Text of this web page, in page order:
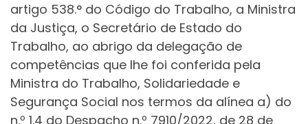
artigo 538.° do Código do Trabalho, a Ministra
da Justiça, o Secretário de Estado do
Trabalho, ao abrigo da delegação de
competências que lhe foi conferida pela
Ministra do Trabalho, Solidariedade e
Segurança Social nos termos da alínea a) do
n.º 1.4 do Despacho n.º 7910/2022, de 28 de